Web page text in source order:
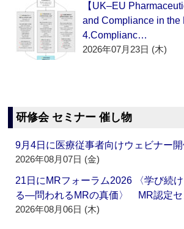
【UK–EU
and Compliance in the
4.Complianc…
2026年07月23日 (木)
研修会 セミナー 催し物
9月4日に医療従事者向けウェビナー
2026年08月07日 (金)
21日にMRフォーラム2026 〈学び続
る―問われるMRの真価〉 MR認定セ
2026年08月06日 (木)